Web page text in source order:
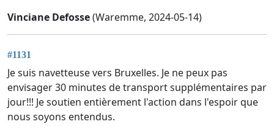
Vinciane Defosse(Waremme, 2024-05-14)
#1131
Je suis navetteuse vers Bruxelles. Je ne peux pas
envisager 30 minutes de transport supplémentaires par
jour!!! Je soutien entièrement l'action dans l'espoir que
nous soyons entendus.